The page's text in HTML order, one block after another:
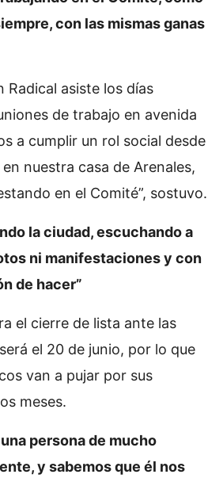
con las mismas ganas
Radical asiste los días
de trabajo en avenida
a cumplir un rol social desde
nuestra casa de Arenales,
en el Comité”, sostuvo.
la ciudad, escuchando a
ni manifestaciones y con
de hacer”
el cierre de lista ante las
el 20 de junio, por lo que
van a pujar por sus
meses.
persona de mucho
y sabemos que él nos